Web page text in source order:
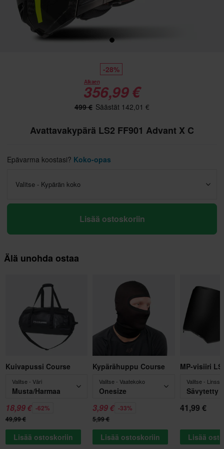
-28%
Alkaen
356,99 €
499 € Säästät 142,01 €
Avattavakypärä LS2 FF901 Advant X C
Epävarma koostasi? Koko-opas
Valitse - Kypärän koko
Lisää ostoskoriin
Älä unohda ostaa
Kuivapussi Course
Valitse - Väri
Musta/Harmaa
18,99 € -62%
49,99 €
Lisää ostoskoriin
Kypärähuppu Course
Valitse - Vaatekoko
Onesize
3,99 € -33%
5,99 €
Lisää ostoskoriin
MP-visiiri
Valitse -
Sävytetty
41,99 €
Lisää